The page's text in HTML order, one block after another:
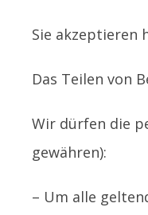
Sie akzeptieren
Das Teilen von
Wir dürfen die
gewähren):
– Um alle